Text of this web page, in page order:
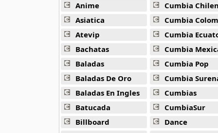
Anuel Aa
257 músicas online
Arcangel
416 músicas online
Arcangel Y De La Ghetto
101 músicas online
Arthur
4 músicas online
Anime
Asiatica
Atevip
Bachatas
Baladas
Baladas De Oro
Baladas En Ingles
Batucada
Billboard
Cumbia
Cumbia
Cumbia
Cumbia
Cumbia Pop
Cumbia
Cumbias
CumbiaSur
Dance